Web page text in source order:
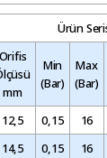
Ürün
Orifis
mm
Min
(Bar)
Max
(Bar)
12,5 0,15 16
14,5 0,15 16